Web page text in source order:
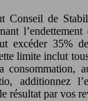
Conseil de
excéder 35%
limite inclut
consommation,
additionnez
résultat par vos